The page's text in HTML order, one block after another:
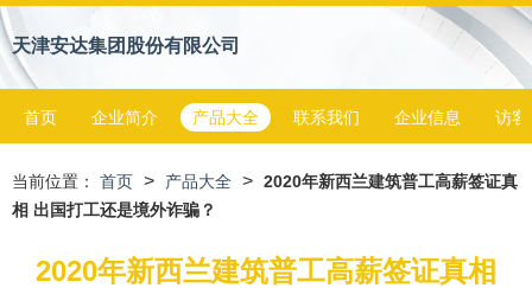
天津安达集团股份有限公司
首页 企业简介 产品大全 联系我们 企业信息 访客
当前位置： 首页 > 产品大全 > 2020年新西兰建筑普工高薪签证真
相 出国打工还是境外诈骗？
2020年新西兰建筑普工高薪签证真相